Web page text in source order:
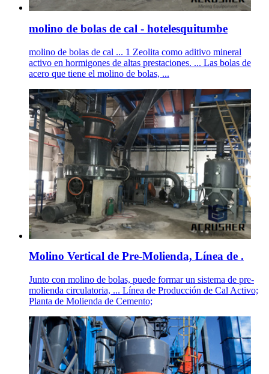
molino de bolas de cal - hotelesquitumbe
molino de bolas de cal ... 1 Zeolita como aditivo mineral
activo en hormigones de altas prestaciones. ... Las bolas de
acero que tiene el molino de bolas, ...
Molino Vertical de Pre-Molienda, Línea de .
Junto con molino de bolas, puede formar un sistema de pre-
molienda circulatoria, ... Línea de Producción de Cal Activo;
Planta de Molienda de Cemento;